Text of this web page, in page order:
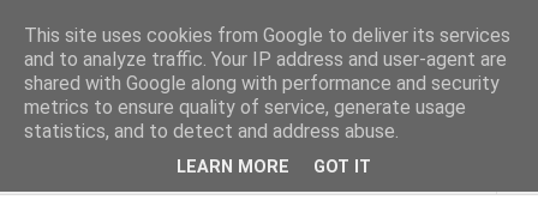
"Kvaka"
Časopis za književnost ISSN 2459-5632
This site uses cookies from Google to deliver its services
and to analyze traffic. Your IP address and user-agent are
shared with Google along with performance and security
metrics to ensure quality of service, generate usage
statistics, and to detect and address abuse.
LEARN MORE GOT IT